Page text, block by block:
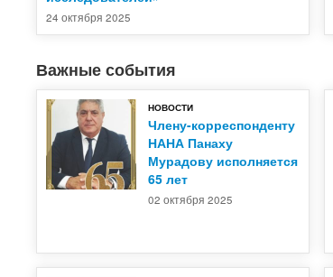
24 октября 2025
Важные события
НОВОСТИ
Члену-корреспонденту
НАНА Панаху
Мурадову исполняется
65 лет
02 октября 2025